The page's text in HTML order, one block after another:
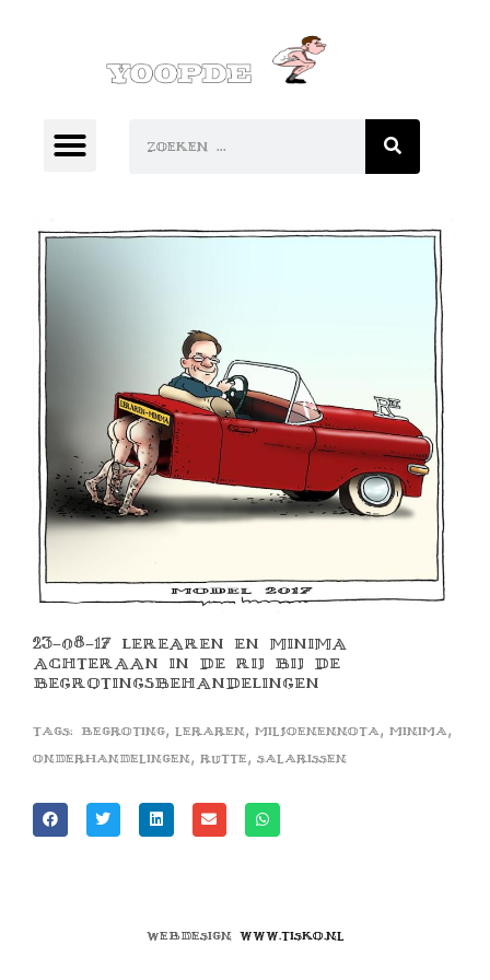
23-08-17 LEREAREN EN MINIMA
ACHTERAAN IN DE RIJ BIJ DE
BEGROTINGSBEHANDELINGEN
Tags: begroting, leraren, miljoenennota, minima,
onderhandelingen, rutte , salarissen
Webdesign www.tisko.nl